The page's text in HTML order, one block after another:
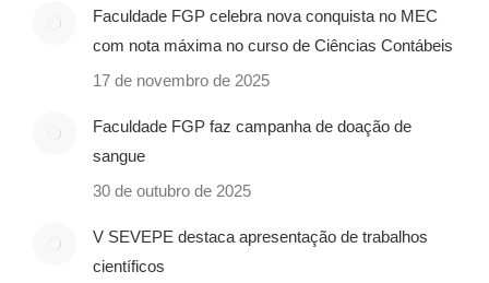
Faculdade FGP celebra nova conquista no MEC
com nota máxima no curso de Ciências Contábeis
17 de novembro de 2025
Faculdade FGP faz campanha de doação de
sangue
30 de outubro de 2025
V SEVEPE destaca apresentação de trabalhos
científicos